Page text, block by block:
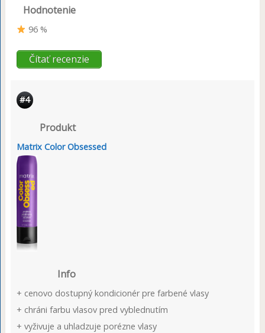
Hodnotenie
96 %
Čítať recenzie
#4
Produkt
Matrix Color Obsessed
Info
+ cenovo dostupný kondicionér pre farbené vlasy
+ chráni farbu vlasov pred vyblednutím
+ vyživuje a uhladzuje porézne vlasy